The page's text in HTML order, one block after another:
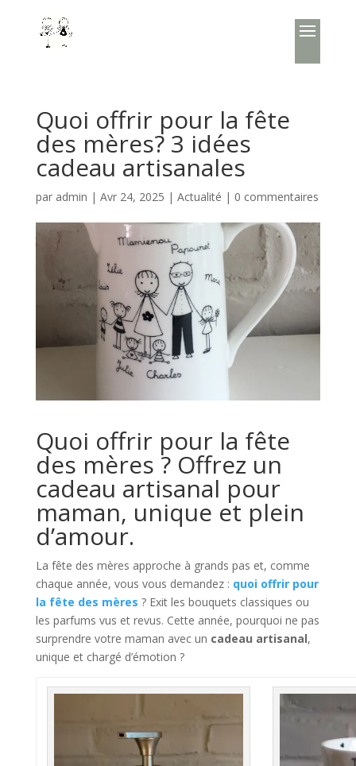
Quoi offrir pour la fête
des mères? 3 idées
cadeau artisanales
par admin | Avr 24, 2025 | Actualité | 0 commentaires
Quoi offrir pour la fête
des mères ? Offrez un
cadeau artisanal pour
maman, unique et plein
d’amour.
La fête des mères approche à grands pas et, comme
chaque année, vous vous demandez : quoi offrir pour
la fête des mères ? Exit les bouquets classiques ou
les parfums vus et revus. Cette année, pourquoi ne pas
surprendre votre maman avec un cadeau artisanal,
unique et chargé d’émotion ?